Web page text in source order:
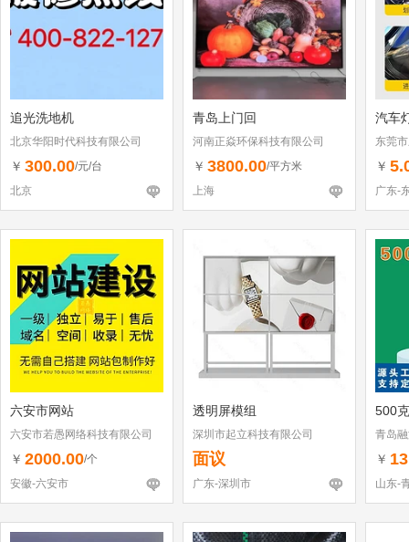
追光洗地机
北京华阳时代科技有限公司
￥ 300.00/元/台
北京
青岛上门回
河南正焱环保科技有限公司
￥ 3800.00/平方米
上海
汽车
东莞
￥
广东-
六安市网站
六安市若愚网络科技有限公司
￥ 2000.00/个
安徽-六安市
透明屏模组
深圳市起立科技有限公司
面议
广东-深圳市
500
青岛
￥
山东-